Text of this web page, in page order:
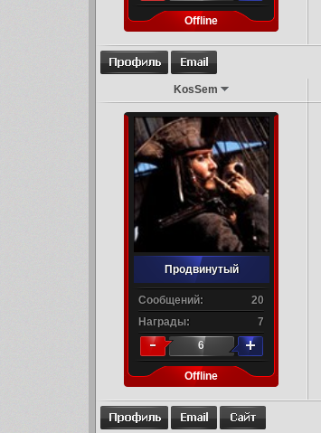
Offline
KosSem
Продвинутый
Сообщений:
20
Награды:
7
6
Offline